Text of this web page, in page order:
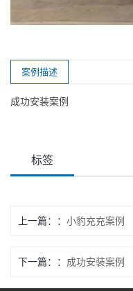
案例描述
成功安装案例
标签
上一篇： 小豹充充案例
下一篇： 成功安装案例